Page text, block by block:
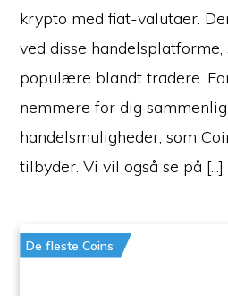
krypto med fiat-valutaer.
ved disse
populære blandt tradere.
nemmere for dig
handelsmuligheder, som
tilbyder. Vi vil også se på [...]
De fleste Coins